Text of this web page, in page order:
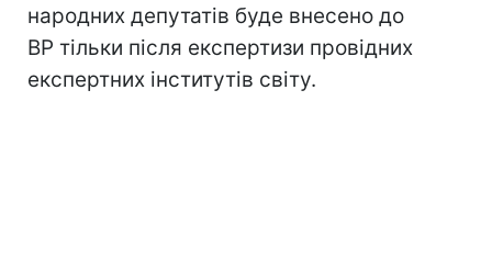
народних депутатів буде внесено до
ВР тільки після експертизи провідних
експертних інститутів світу.